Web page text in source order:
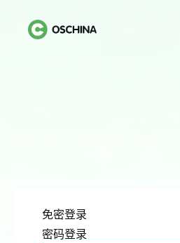
免密登录
密码登录